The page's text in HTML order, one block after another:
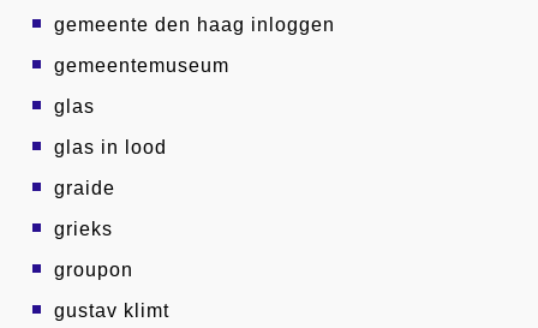
gemeente den haag inloggen
gemeentemuseum
glas
glas in lood
graide
grieks
groupon
gustav klimt